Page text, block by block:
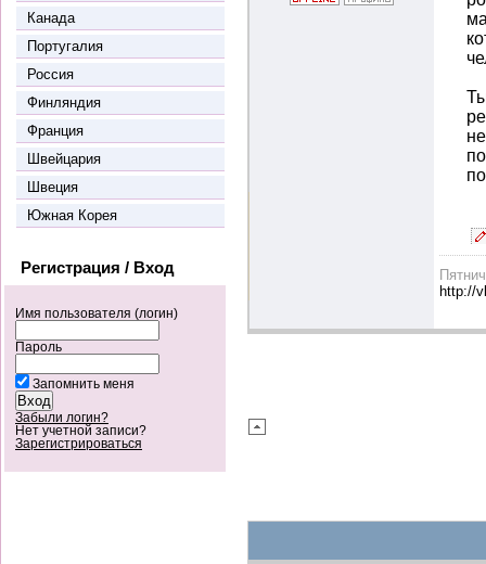
Канада
Португалия
Россия
Финляндия
Франция
Швейцария
Швеция
Южная Корея
Регистрация / Вход
Имя пользователя (логин)
Пароль
Запомнить меня
Забыли логин?
Нет учетной записи?
Зарегистрироваться
http://